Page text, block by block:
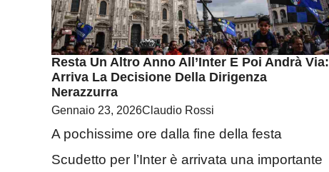
Resta Un Altro Anno All’Inter E Poi Andrà Via:
Arriva La Decisione Della Dirigenza
Nerazzurra
Gennaio 23, 2026Claudio Rossi
A pochissime ore dalla fine della festa
Scudetto per l’Inter è arrivata una importante